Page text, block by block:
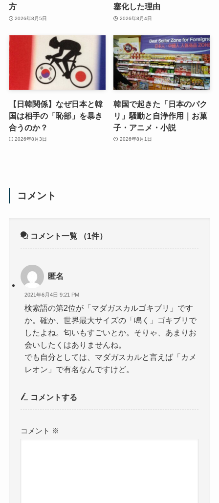
方
2026年8月5日
塞化した理由
2026年8月4日
【日韓関係】なぜ日本と韓
国は相手の「恥部」を暴き
合うのか？
2026年8月3日
韓国で起きた「日本のパク
リ」騒動と自浄作用｜お菓
子・アニメ・小説
2026年8月1日
コメント
コメント一覧 （1件）
匿名
2021年6月4日 9:21 PM
検索語の第2位が「マダガスカルゴキブリ」です
か。確か、世界最大サイズの「鳴く」ゴキブリで
したよね。匂いもすごいとか。そりゃ、あまりお
会いしたくはありませんね。
でも自分としては、マダガスカルと言えば「カメ
レオン」で有名なんですけど。
コメントする
コメント ※